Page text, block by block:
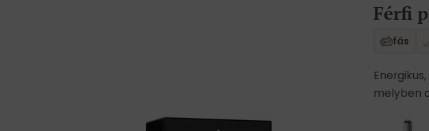
Férfi
fás
melyben